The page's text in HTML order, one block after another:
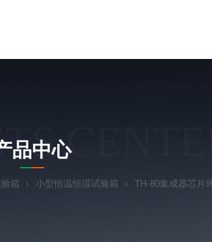
CENTER
品中心
箱 小型恒温恒湿试验箱 TH-80集成器芯片